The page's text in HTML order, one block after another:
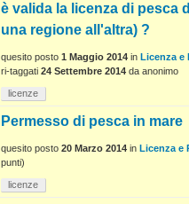
è valida la licenza di pesca
una regione all'altra) ?
quesito posto 1 Maggio 2014 in Licenza e
ri-taggati 24 Settembre 2014 da anonimo
licenze
Permesso di pesca in mare
quesito posto 20 Marzo 2014 in Licenza e
punti)
licenze